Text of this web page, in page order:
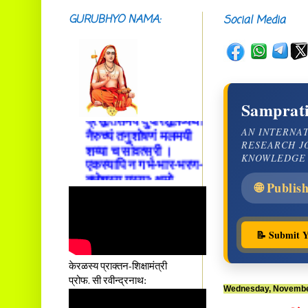
Social Media
AN
RESEARCH
🌐
📝 Submit
Wednesday,
GURUBHYO NAMA:
सदाशिवसमारम्भां
अस्मदाचार्यपर्यन्तां
वन्दे गुरु परम्पराम् ॥
आस्तां तावदियं
प्रसूतिसमये दुर्वारशूलव्यथा
नैरुच्यं तनुशोषणं मलमयी
शय्या च सांवत्सरी ।
एकस्यापि न गर्भ-भार-भरण-
क्लेशस्य यस्याः क्षमो
दातुं निष्कृतिमुन्नतोऽपि
केरळस्य प्राक्तन-शिक्षामंत्री
प्रोफ. सी रवीन्द्रनाथ: